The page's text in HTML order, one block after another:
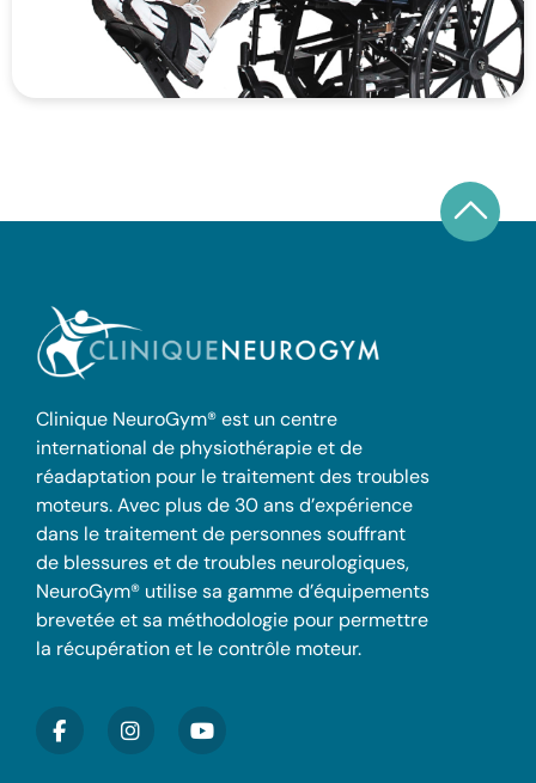
Clinique NeuroGym® est un centre
international de physiothérapie et de
réadaptation pour le traitement des troubles
moteurs. Avec plus de 30 ans d’expérience
dans le traitement de personnes souffrant
de blessures et de troubles neurologiques,
NeuroGym® utilise sa gamme d’équipements
brevetée et sa méthodologie pour permettre
la récupération et le contrôle moteur.